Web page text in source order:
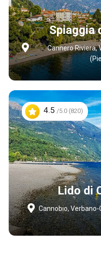
Spiaggia
Cannero Riviera,
4.5 /5.0 (820)
Lido di
Cannobio,